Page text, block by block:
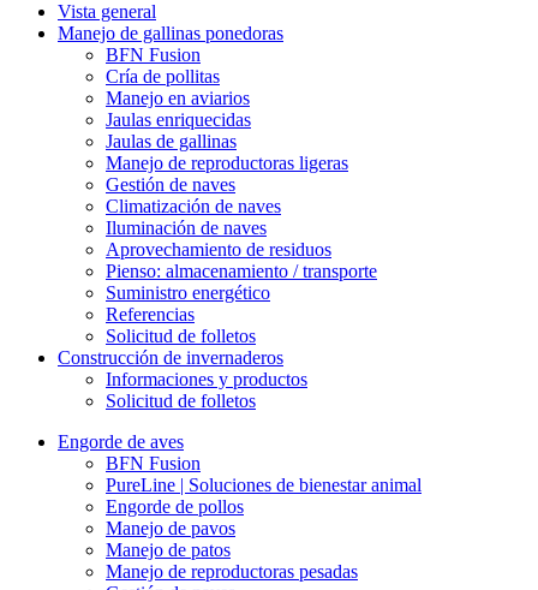
Vista general
Manejo de gallinas ponedoras
BFN Fusion
Cría de pollitas
Manejo en aviarios
Jaulas enriquecidas
Jaulas de gallinas
Manejo de reproductoras ligeras
Gestión de naves
Climatización de naves
Iluminación de naves
Aprovechamiento de residuos
Pienso: almacenamiento / transporte
Suministro energético
Referencias
Solicitud de folletos
Construcción de invernaderos
Informaciones y productos
Solicitud de folletos
Engorde de aves
BFN Fusion
PureLine | Soluciones de bienestar animal
Engorde de pollos
Manejo de pavos
Manejo de patos
Manejo de reproductoras pesadas